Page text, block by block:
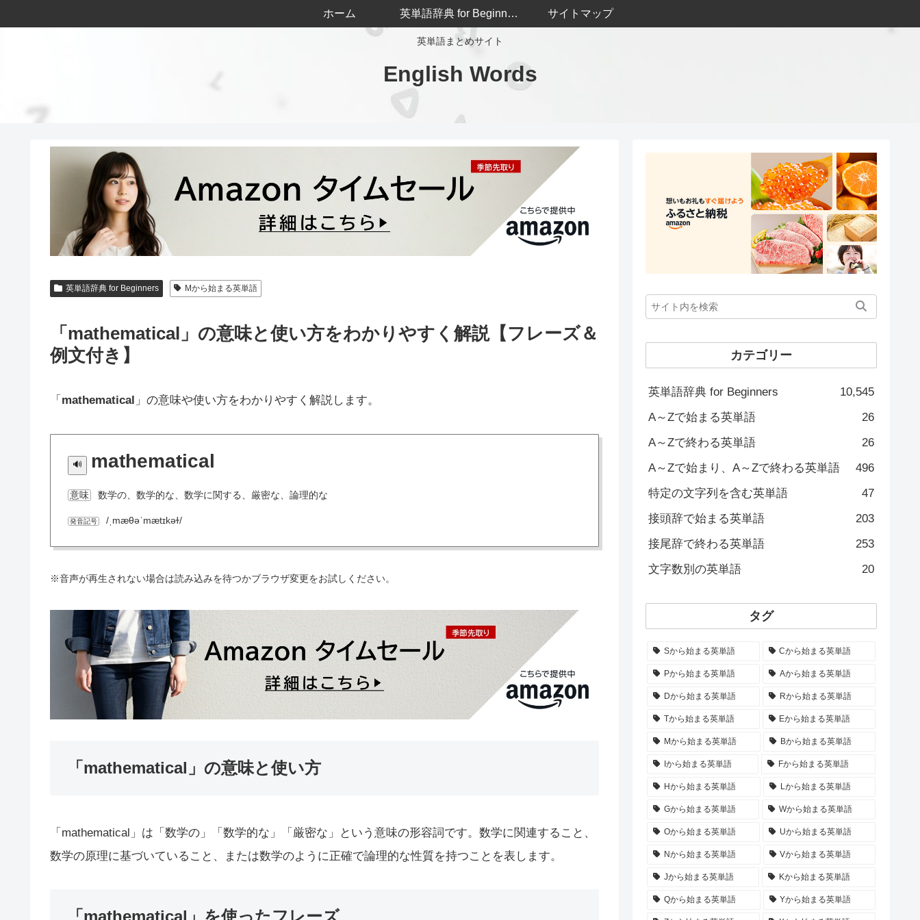
英単語まとめサイト
English Words
ホーム 英単語辞典 for Beginners サイトマップ
英単語辞典 for Beginners Mから始まる英単語
「mathematical」の意味と使い方をわかりやすく解説【フレーズ＆
例文付き】
「 mathematical 」の意味や使い方をわかりやすく解説します。
mathematical
意味 数学の、数学的な、数学に関する、厳密な、論理的な
発音記号 /ˌmæθəˈmætɪkəɫ/
※音声が再生されない場合は読み込みを待つかブラウザ変更をお試しください。
「mathematical」の意味と使い方
「mathematical」は「数学の」「数学的な」「厳密な」という意味の形容詞です。数学に関連すること、
数学の原理に基づいていること、または数学のように正確で論理的な性質を持つことを表します。
「mathematical」を使ったフレーズ
カテゴリー
英単語辞典 for Beginners
10,545
A～Zで始まる英単語
26
A～Zで終わる英単語
26
A～Zで始まり、A～Zで終わる英単語
496
特定の文字列を含む英単語
47
接頭辞で始まる英単語
203
接尾辞で終わる英単語
253
文字数別の英単語
20
タグ
Sから始まる英単語 Cから始まる英単語
Pから始まる英単語 Aから始まる英単語
Dから始まる英単語 Rから始まる英単語
Tから始まる英単語 Eから始まる英単語
Mから始まる英単語 Bから始まる英単語
Iから始まる英単語 Fから始まる英単語
Hから始まる英単語 Lから始まる英単語
Gから始まる英単語 Wから始まる英単語
Oから始まる英単語 Uから始まる英単語
Nから始まる英単語 Vから始まる英単語
Jから始まる英単語 Kから始まる英単語
Qから始まる英単語 Yから始まる英単語